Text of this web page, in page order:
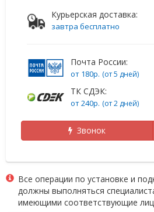
Курьерская доставка:
завтра бесплатно
Почта России:
от 180р. (от 5 дней)
ТК СДЭК:
от 240р. (от 2 дней)
Звонок
Все операции по установке и
должны выполняться
имеющими соответствующие